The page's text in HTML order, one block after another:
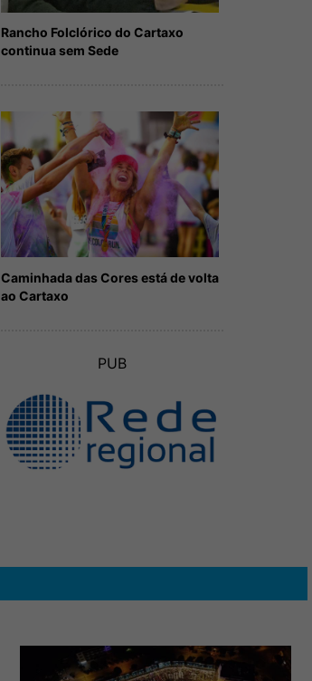
Rancho Folclórico do Cartaxo
continua sem Sede
Caminhada das Cores está de volta
ao Cartaxo
PUB